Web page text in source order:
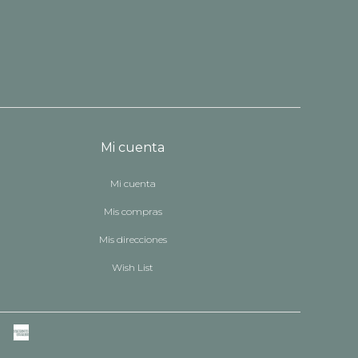
Mi cuenta
Mi cuenta
Mis compras
Mis direcciones
Wish List